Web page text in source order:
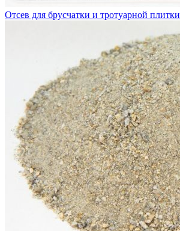
Отсев для брусчатки и тротуарной плитки